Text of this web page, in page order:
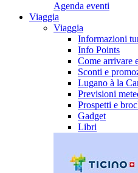
Agenda eventi
Viaggia
Viaggia
Informazioni
Info Points
Come arrivare
Sconti e
Lugano à la
Previsioni
Prospetti e
Gadget
Libri